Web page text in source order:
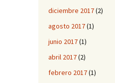
diciembre 2017(2)
agosto 2017(1)
junio 2017(1)
abril 2017(2)
febrero 2017(1)